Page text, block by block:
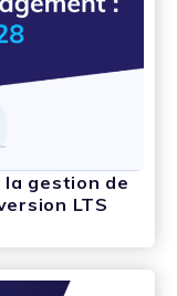
la gestion de
LTS